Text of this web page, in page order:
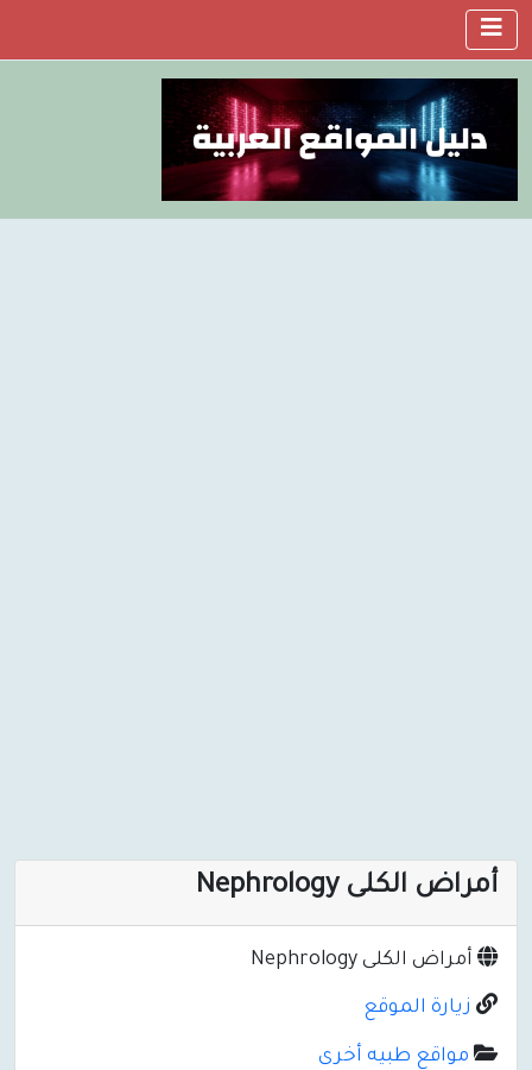
أمراض الكلى Nephrology
أمراض الكلى Nephrology
زيارة الموقع
مواقع طبيه أخرى